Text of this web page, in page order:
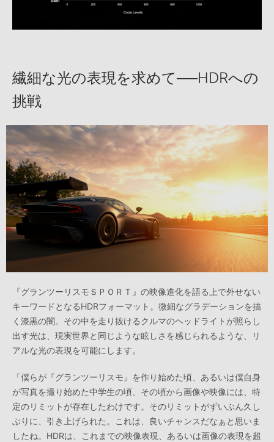
繊細な光の表現を求めて──HDRへの
挑戦
『グランツーリスモＳＰＯＲＴ』の映像進化を語る上で外せない
キーワードとなるHDRフォーマット。微細なグラデーションを描
く漆黒の闇。その中を走り抜けるクルマのヘッドライトが照らし
出す光は、現実世界と同じような眩しさを感じられるような、リ
アルな光の表現を可能にします。
「僕らが『グランツーリスモ』を作り始めた頃、あるいは僕自身
が写真を撮り始めた中学生の頃、その頃から画像や映像には、特
定のリミットが存在したわけです。そのリミットがずいぶん久し
ぶりに、引き上げられた。これは、良いチャンスだなぁと思いま
したね。HDRは、これまでの映像表現、あるいは画像の表現を超